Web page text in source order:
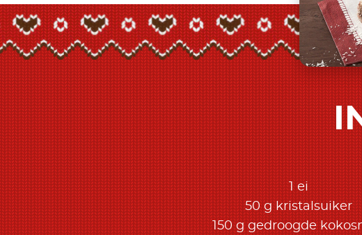
1 ei
50 g kristalsuiker
150 g gedroogde